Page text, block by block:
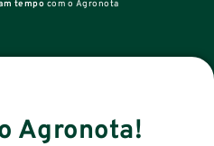
tempo com o Agronota
Agronota!